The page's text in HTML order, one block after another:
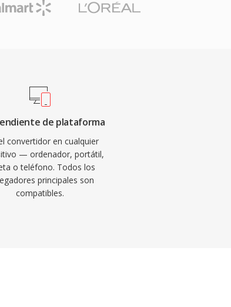
de plataforma
convertidor en cualquier
— ordenador, portátil,
o teléfono. Todos los
principales son
compatibles.